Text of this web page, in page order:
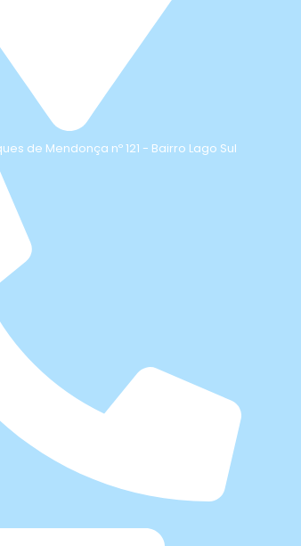
de Mendonça nº 121 - Bairro Lago Sul